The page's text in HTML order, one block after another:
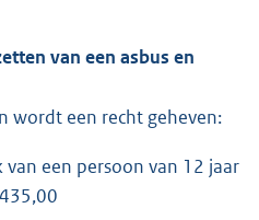
van een asbus en
wordt een recht geheven:
een persoon van 12 jaar